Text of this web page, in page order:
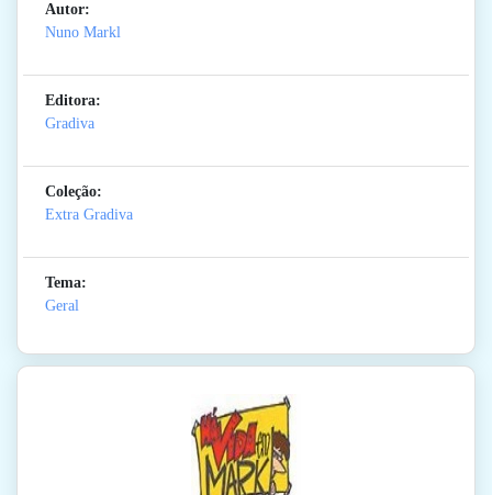
Autor:
Nuno Markl
Editora:
Gradiva
Coleção:
Extra Gradiva
Tema:
Geral